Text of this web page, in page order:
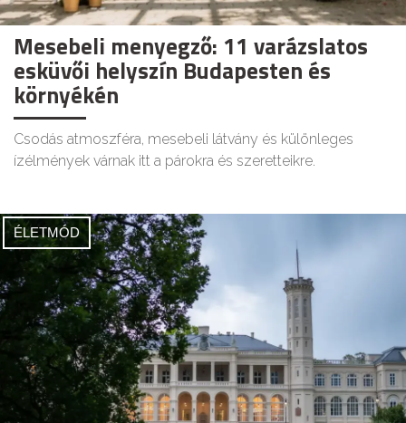
Mesebeli menyegző: 11 varázslatos
esküvői helyszín Budapesten és
környékén
Csodás atmoszféra, mesebeli látvány és különleges
ízélmények várnak itt a párokra és szeretteikre.
ÉLETMÓD